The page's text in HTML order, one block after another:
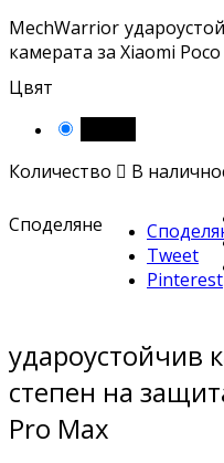
MechWarrior
камерата за Xiaomi
Цвят
Количество  В
Споделяне
Tweet
Pinterest
удароустойчив
степен на
Pro Max